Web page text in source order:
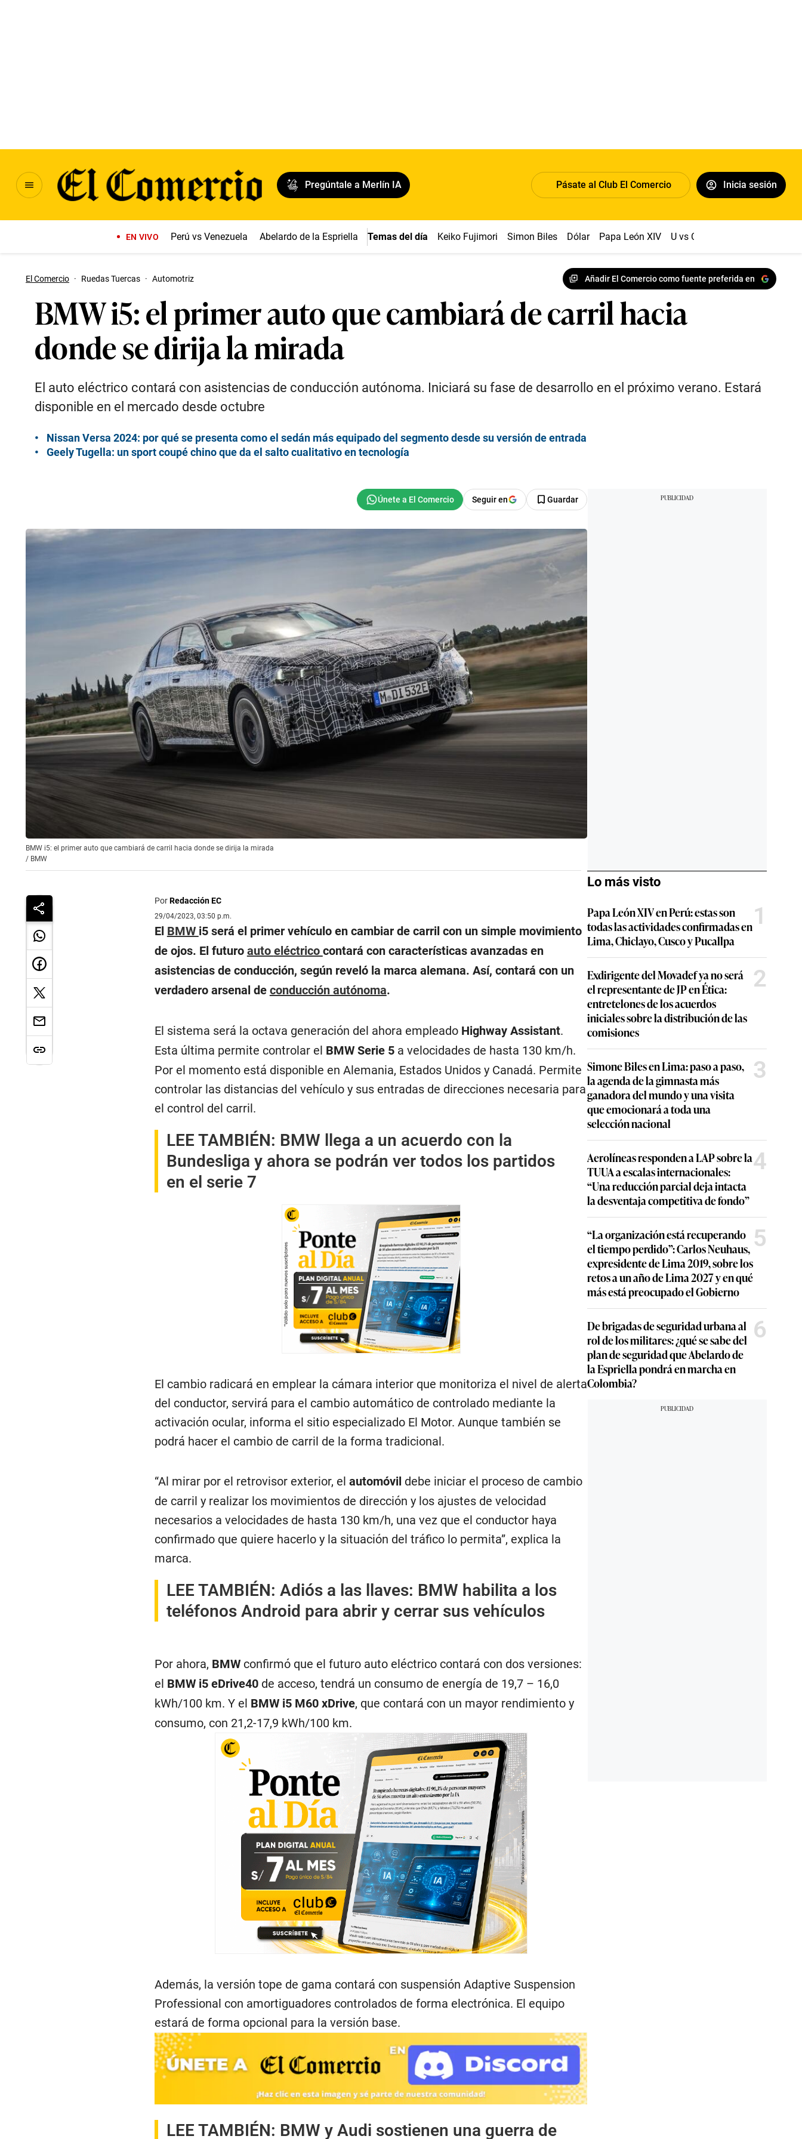
Pregúntale a Merlín IA Pásate al Club El Comercio Inicia sesión
EN VIVO Perú vs Venezuela Abelardo de la Espriella Temas del día Keiko Fujimori Simon Biles Dólar Papa León XIV U vs Cristal
El Comercio · Ruedas Tuercas · Automotriz Añadir El Comercio como fuente preferida en
BMW i5: el primer auto que cambiará de carril hacia
donde se dirija la mirada
El auto eléctrico contará con asistencias de conducción autónoma. Iniciará su fase de desarrollo en el próximo verano. Estará
disponible en el mercado desde octubre
Nissan Versa 2024: por qué se presenta como el sedán más equipado del segmento desde su versión de entrada
Geely Tugella: un sport coupé chino que da el salto cualitativo en tecnología
Seguir en Guardar
BMW i5: el primer auto que cambiará de carril hacia donde se dirija la mirada
/ BMW
PorRedacción EC
29/04/2023, 03:50 p.m.
El BMW i5 será el primer vehículo en cambiar de carril con un simple movimiento
de ojos. El futuro auto eléctrico contará con características avanzadas en
asistencias de conducción, según reveló la marca alemana. Así, contará con un
verdadero arsenal de conducción autónoma.
El sistema será la octava generación del ahora empleado Highway Assistant.
Esta última permite controlar el BMW Serie 5a velocidades de hasta 130 km/h.
Por el momento está disponible en Alemania, Estados Unidos y Canadá. Permite
controlar las distancias del vehículo y sus entradas de direcciones necesaria para
el control del carril.
LEE TAMBIÉN: BMW llega a un acuerdo con la
Bundesliga y ahora se podrán ver todos los partidos
en el serie 7
El cambio radicará en emplear la cámara interior que monitoriza el nivel de alerta
del conductor, servirá para el cambio automático de controlado mediante la
activación ocular, informa el sitio especializado El Motor. Aunque también se
podrá hacer el cambio de carril de la forma tradicional.
“Al mirar por el retrovisor exterior, el automóvil debe iniciar el proceso de cambio
de carril y realizar los movimientos de dirección y los ajustes de velocidad
necesarios a velocidades de hasta 130 km/h, una vez que el conductor haya
confirmado que quiere hacerlo y la situación del tráfico lo permita”, explica la
marca.
LEE TAMBIÉN: Adiós a las llaves: BMW habilita a los
teléfonos Android para abrir y cerrar sus vehículos
Por ahora, BMW confirmó que el futuro auto eléctrico contará con dos versiones:
el BMW i5 eDrive40 de acceso, tendrá un consumo de energía de 19,7 – 16,0
kWh/100 km. Y el BMW i5 M60 xDrive, que contará con un mayor rendimiento y
consumo, con 21,2-17,9 kWh/100 km.
Además, la versión tope de gama contará con suspensión Adaptive Suspension
Professional con amortiguadores controlados de forma electrónica. El equipo
estará de forma opcional para la versión base.
LEE TAMBIÉN: BMW y Audi sostienen una guerra de
Lo más visto
Papa León XIV en Perú: estas son
todas las actividades confirmadas en
Lima, Chiclayo, Cusco y Pucallpa
1
Exdirigente del Movadef ya no será
el representante de JP en Ética:
entretelones de los acuerdos
iniciales sobre la distribución de las
comisiones
2
Simone Biles en Lima: paso a paso,
la agenda de la gimnasta más
ganadora del mundo y una visita
que emocionará a toda una
selección nacional
3
Aerolíneas responden a LAP sobre la
TUUA a escalas internacionales:
“Una reducción parcial deja intacta
la desventaja competitiva de fondo”
4
“La organización está recuperando
el tiempo perdido”: Carlos Neuhaus,
expresidente de Lima 2019, sobre los
retos a un año de Lima 2027 y en qué
más está preocupado el Gobierno
5
De brigadas de seguridad urbana al
rol de los militares: ¿qué se sabe del
plan de seguridad que Abelardo de
la Espriella pondrá en marcha en
Colombia?
6